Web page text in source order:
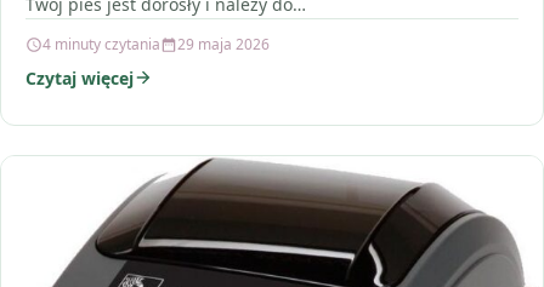
4 minuty czytania 29 maja 2026
Czytaj więcej